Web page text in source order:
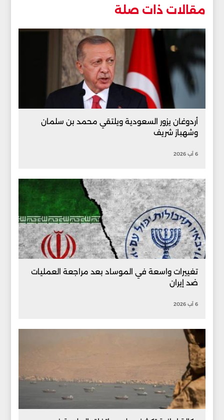
مقالات ذات صلة
أردوغان يزور السعودية ويلتقي محمد بن سلمان
وشهباز شريف
6 آب 2026
تغييرات واسعة في الموساد بعد مراجعة العمليات
ضد إيران
6 آب 2026